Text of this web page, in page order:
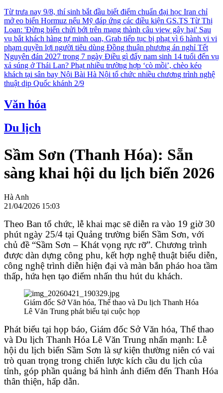
Từ trưa nay 9/8, thí sinh bắt đầu biết điểm chuẩn đại học Iran chỉ
mở eo biển Hormuz nếu Mỹ đáp ứng các điều kiện GS.TS Từ Thị
Loan: 'Đừng biến chửi bới trên mạng thành câu view gây hại' Sau
vụ bắt khách hàng tự minh oan, Grab tiếp tục bị phạt vì 6 hành vi vi
phạm quyền lợi người tiêu dùng Đồng thuận phương án nghỉ Tết
Nguyên đán 2027 trong 7 ngày Điều gì đẩy nam sinh 14 tuổi đến vụ
xả súng ở Thái Lan? Phạt nhiều trường hợp ‘cò mồi’, chèo kéo
khách tại sân bay Nội Bài Hà Nội tổ chức nhiều chương trình nghệ
thuật dịp Quốc khánh 2/9
Văn hóa
Du lịch
Sầm Sơn (Thanh Hóa): Sẵn
sàng khai hội du lịch biển 2026
Hà Anh
21/04/2026 15:03
Theo Ban tổ chức, lễ khai mạc sẽ diễn ra vào 19 giờ 30
phút ngày 25/4 tại Quảng trường biển Sầm Sơn, với
chủ đề “Sầm Sơn – Khát vọng rực rỡ”. Chương trình
được dàn dựng công phu, kết hợp nghệ thuật biểu diễn,
công nghệ trình diễn hiện đại và màn bắn pháo hoa tầm
thấp, hứa hẹn tạo điểm nhấn thu hút du khách.
Giám đốc Sở Văn hóa, Thể thao và Du lịch Thanh Hóa
Lê Văn Trung phát biểu tại cuộc họp
Phát biểu tại họp báo, Giám đốc Sở Văn hóa, Thể thao
và Du lịch Thanh Hóa Lê Văn Trung nhấn mạnh: Lễ
hội du lịch biển Sầm Sơn là sự kiện thường niên có vai
trò quan trọng trong chiến lược kích cầu du lịch của
tỉnh, góp phần quảng bá hình ảnh điểm đến Thanh Hóa
thân thiện, hấp dẫn.